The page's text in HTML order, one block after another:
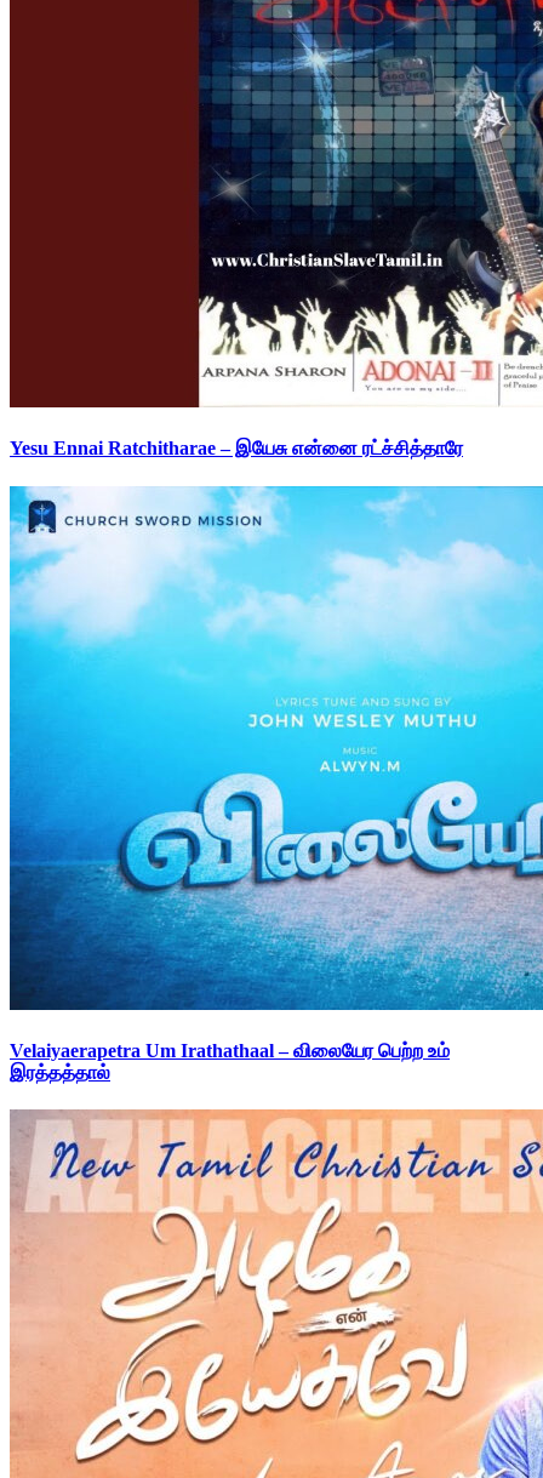
Yesu Ennai Ratchitharae – இயேசு என்னை ரட்ச்சித்தாரே
Velaiyaerapetra Um Irathathaal – விலையேர பெற்ற உம்
இரத்தத்தால்